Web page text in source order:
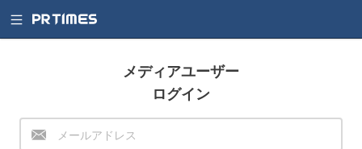
メディアユーザー
ログイン